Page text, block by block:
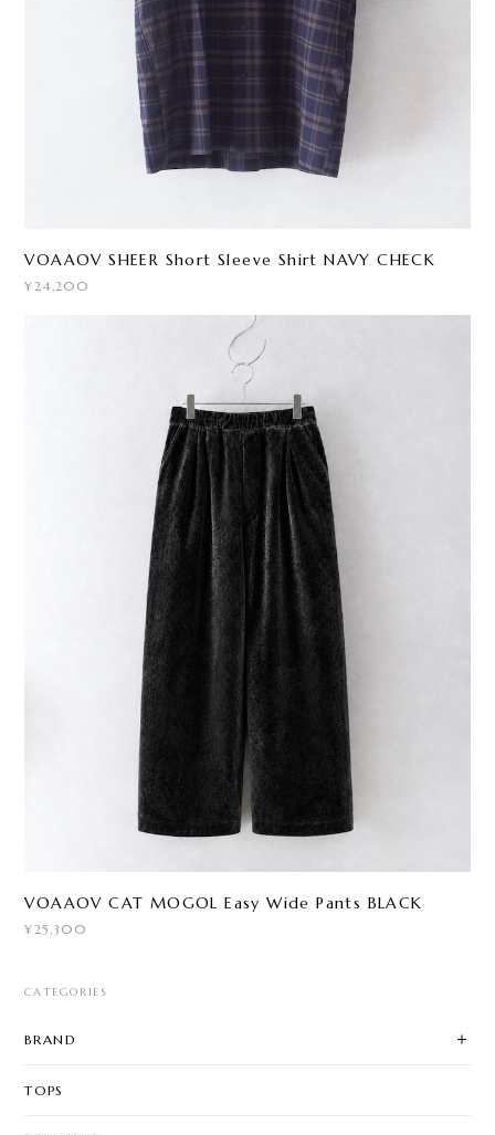
VOAAOV SHEER Short Sleeve Shirt NAVY CHECK
¥24,200
VOAAOV CAT MOGOL Easy Wide Pants BLACK
¥25,300
CATEGORIES
BRAND
TOPS